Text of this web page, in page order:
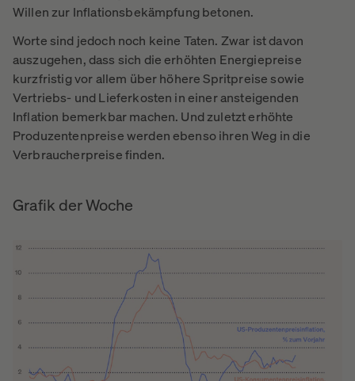
Willen zur Inflationsbekämpfung betonen.
Worte sind jedoch noch keine Taten. Zwar ist davon
auszugehen, dass sich die erhöhten Energiepreise
kurzfristig vor allem über höhere Spritpreise sowie
Vertriebs- und Lieferkosten in einer ansteigenden
Inflation bemerkbar machen. Und zuletzt erhöhte
Produzentenpreise werden ebenso ihren Weg in die
Verbraucherpreise finden.
Grafik der Woche